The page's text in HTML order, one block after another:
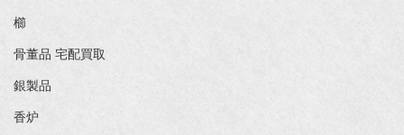
櫛
骨董品 宅配買取
銀製品
香炉